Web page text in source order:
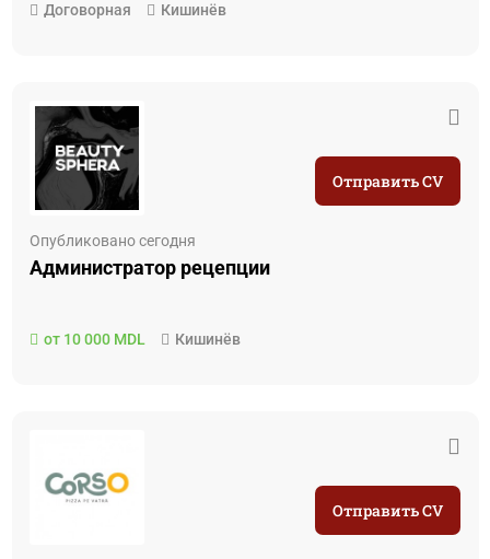
Договорная Кишинёв
Опубликовано сегодня
Администратор рецепции
от 10 000 MDL Кишинёв
Отправить CV
Отправить CV